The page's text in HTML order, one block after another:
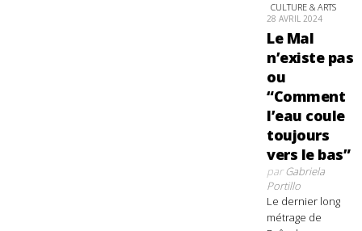
CULTURE & ARTS
28 AVRIL 2024
Le Mal
n’existe pas
ou
“Comment
l’eau coule
toujours
vers le bas”
parGabriela
Portillo
Le dernier long
métrage de